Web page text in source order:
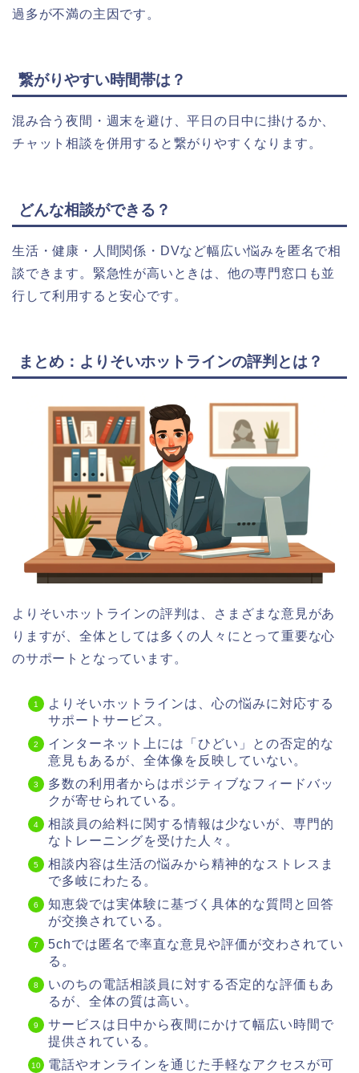
過多が不満の主因です。
繋がりやすい時間帯は？
混み合う夜間・週末を避け、平日の日中に掛けるか、
チャット相談を併用すると繋がりやすくなります。
どんな相談ができる？
生活・健康・人間関係・DVなど幅広い悩みを匿名で相
談できます。緊急性が高いときは、他の専門窓口も並
行して利用すると安心です。
まとめ：よりそいホットラインの評判とは？
よりそいホットラインの評判は、さまざまな意見があ
りますが、全体としては多くの人々にとって重要な心
のサポートとなっています。
よりそいホットラインは、心の悩みに対応する
サポートサービス。
インターネット上には「ひどい」との否定的な
意見もあるが、全体像を反映していない。
多数の利用者からはポジティブなフィードバッ
クが寄せられている。
相談員の給料に関する情報は少ないが、専門的
なトレーニングを受けた人々。
相談内容は生活の悩みから精神的なストレスま
で多岐にわたる。
知恵袋では実体験に基づく具体的な質問と回答
が交換されている。
5chでは匿名で率直な意見や評価が交わされてい
る。
いのちの電話相談員に対する否定的な評価もあ
るが、全体の質は高い。
サービスは日中から夜間にかけて幅広い時間で
提供されている。
電話やオンラインを通じた手軽なアクセスが可